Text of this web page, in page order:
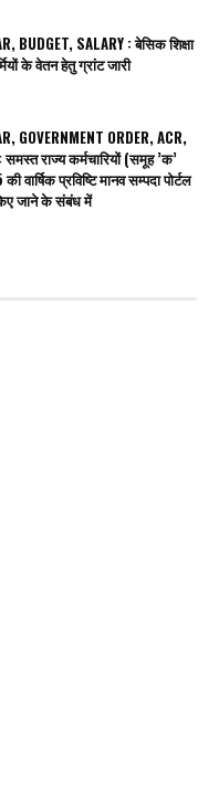
BUDGET, SALARY : बेसिक शिक्षा
के वेतन हेतु ग्रांट जारी
GOVERNMENT ORDER, ACR,
राज्य कर्मचारियों (समूह ’क’
वार्षिक प्रविष्टि मानव सम्पदा पोर्टल
जाने के संबंध में